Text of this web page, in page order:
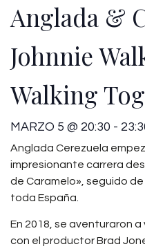
Anglada &
Johnnie
Walking
MARZO 5 @ 20:30 -
Anglada Cerezuela
impresionante carrera
de Caramelo» , seguido
toda España.
En 2018, se aventuraron
con el productor Brad